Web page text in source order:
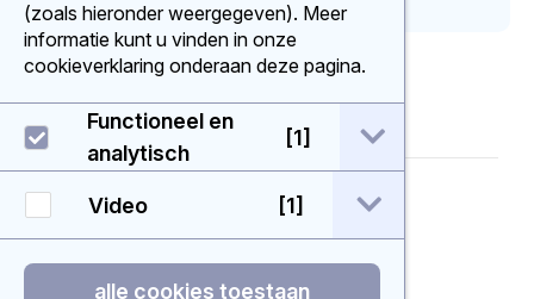
© 2026 - Geenrolmeer
Disclaimer
(zoals hieronder weergegeven). Meer
informatie kunt u vinden in onze
cookieverklaring onderaan deze pagina.
Functioneel en
analytisch
[1] open / sluit
Video [1] open / sluit
alle cookies toestaan